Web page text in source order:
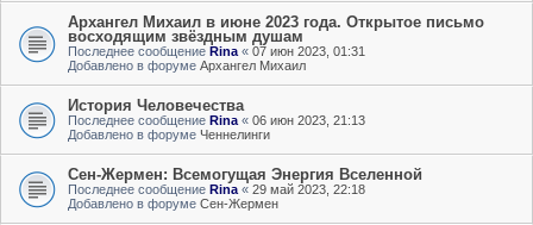
Архангел Михаил в июне 2023 года. Открытое письмо
восходящим звёздным душам
Последнее сообщение Rina « 07 июн 2023, 01:31
Добавлено в форуме Архангел Михаил
История Человечества
Последнее сообщение Rina « 06 июн 2023, 21:13
Добавлено в форуме Ченнелинги
Сен-Жермен: Всемогущая Энергия Вселенной
Последнее сообщение Rina « 29 май 2023, 22:18
Добавлено в форуме Сен-Жермен